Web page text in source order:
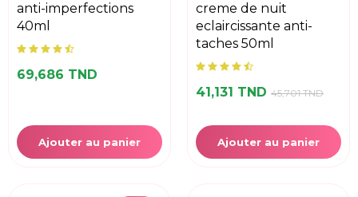
anti-imperfections
40ml
69,686 TND
Ajouter au panier
creme de nuit
eclaircissante anti-
taches 50ml
41,131 TND 45,701 TND
Ajouter au panier